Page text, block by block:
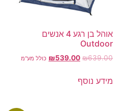
אוהל בן רגע 4 אנשים
Outdoor
₪639.00
₪539.00 כולל מע"מ
מידע נוסף